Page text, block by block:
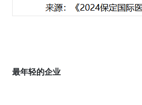
最年轻的企业